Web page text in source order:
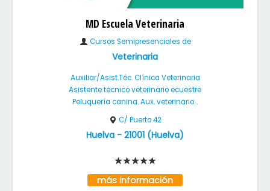
MD Escuela Veterinaria
Cursos Semipresenciales de
Veterinaria
Auxiliar/Asist.Téc. Clínica Veterinaria
Asistente técnico veterinario ecuestre
Peluquería canina. Aux. veterinario...
C/ Puerto 42
Huelva - 21001 (Huelva)
más información